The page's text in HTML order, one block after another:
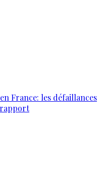
France: les défaillances
rapport